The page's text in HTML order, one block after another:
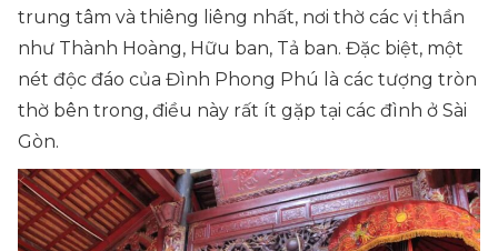
trung tâm và thiêng liêng nhất, nơi thờ các vị thần
như Thành Hoàng, Hữu ban, Tả ban. Đặc biệt, một
nét độc đáo của Đình Phong Phú là các tượng tròn
thờ bên trong, điều này rất ít gặp tại các đình ở Sài
Gòn.